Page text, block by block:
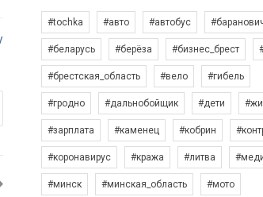
#tochka #авто #автобус
#беларусь #берёза #бизнес_брест
#брестская_область #вело #гибель
#гродно #дальнобойщик #дети
#зарплата #каменец #кобрин
#коронавирус #кража #литва
#минск #минская_область #мото